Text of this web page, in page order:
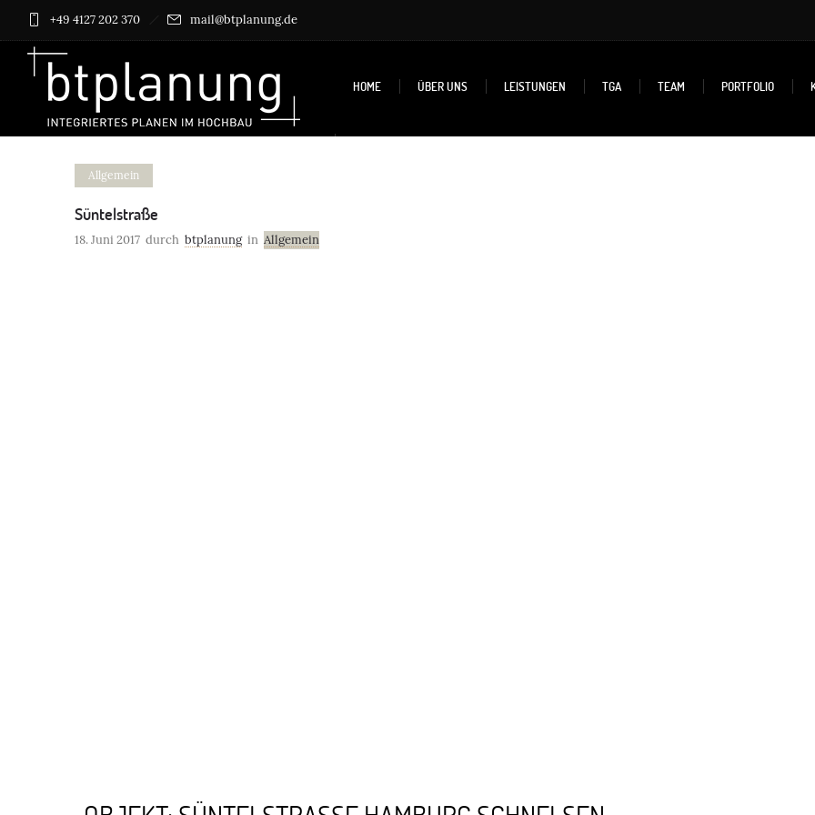
+49 4127 202 370 mail@btplanung.de
HOME ÜBER UNS LEISTUNGEN TGA TEAM PORTFOLIO
KONTAKT
Allgemein
Süntelstraße
18. Juni 2017 durch btplanung in Allgemein